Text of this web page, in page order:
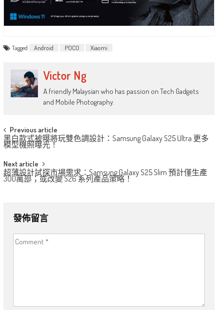
Tagged Android POCO Xiaomi
Victor Ng
A friendly Malaysian who has passion on Tech Gadgets
and Mobile Photography.
Post
navigation
Previous article
黑白款式被曝將玩雙色調設計：Samsung Galaxy S25 Ultra 更多
模型機照曝光！
Next article
超薄設計試探市場需求：Samsung Galaxy S25 Slim 預計僅生產
300萬部；或改變 S26 系列產品策略！
發佈留言